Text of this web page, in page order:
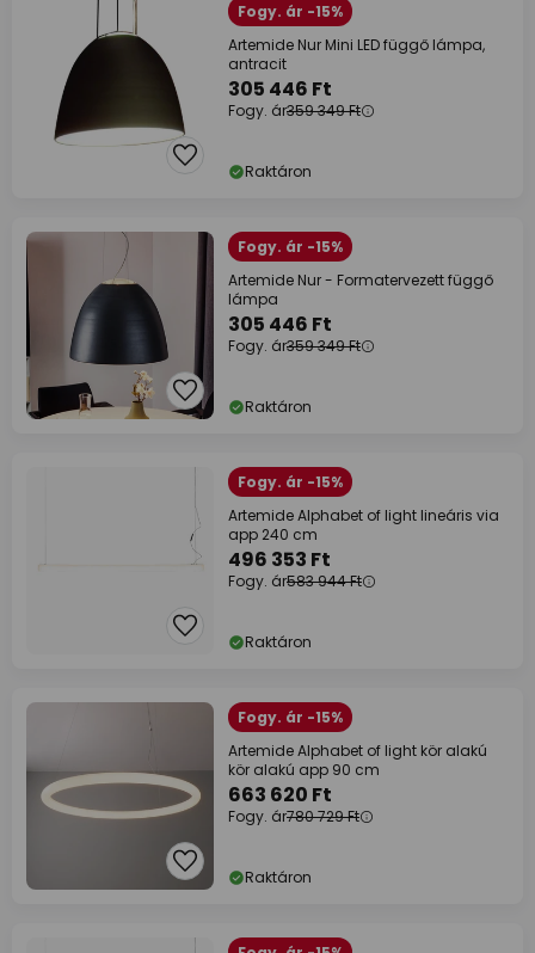
Fogy. ár -15%
Artemide Nur Mini LED függő lámpa,
antracit
305 446 Ft
Fogy. ár359 349 Ft
Raktáron
Fogy. ár -15%
Artemide Nur - Formatervezett függő
lámpa
305 446 Ft
Fogy. ár359 349 Ft
Raktáron
Fogy. ár -15%
Artemide Alphabet of light lineáris via
app 240 cm
496 353 Ft
Fogy. ár583 944 Ft
Raktáron
Fogy. ár -15%
Artemide Alphabet of light kör alakú
kör alakú app 90 cm
663 620 Ft
Fogy. ár780 729 Ft
Raktáron